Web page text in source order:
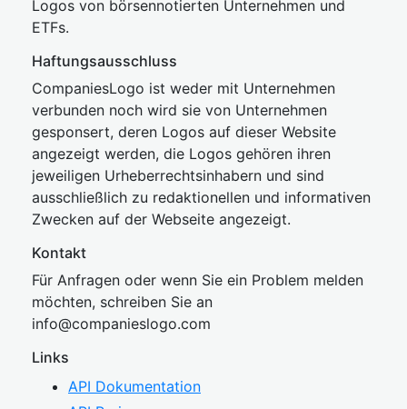
Logos von börsennotierten Unternehmen und
ETFs.
Haftungsausschluss
CompaniesLogo ist weder mit Unternehmen
verbunden noch wird sie von Unternehmen
gesponsert, deren Logos auf dieser Website
angezeigt werden, die Logos gehören ihren
jeweiligen Urheberrechtsinhabern und sind
ausschließlich zu redaktionellen und informativen
Zwecken auf der Webseite angezeigt.
Kontakt
Für Anfragen oder wenn Sie ein Problem melden
möchten, schreiben Sie an
info@companieslogo.com
Links
API Dokumentation